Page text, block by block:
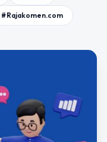
#Rajakomen.com